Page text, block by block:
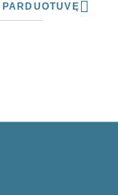
Į PARDUOTUVĘ